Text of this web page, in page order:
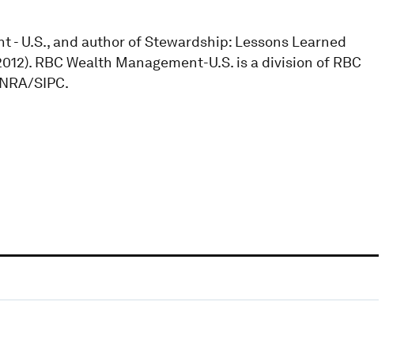
- U.S., and author of Stewardship: Lessons Learned
RBC Wealth Management-U.S. is a division of RBC
SIPC.